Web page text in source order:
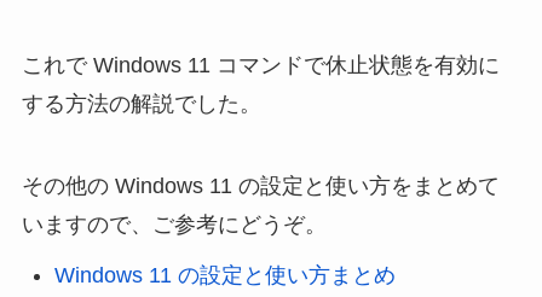
これで Windows 11 コマンドで休止状態を有効に
する方法の解説でした。
その他の Windows 11 の設定と使い方をまとめて
いますので、ご参考にどうぞ。
Windows 11 の設定と使い方まとめ